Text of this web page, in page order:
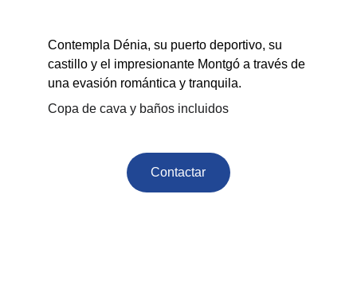
Contempla Dénia, su puerto deportivo, su
castillo y el impresionante Montgó a través de
una evasión romántica y tranquila.
Copa de cava y baños incluidos
Contactar